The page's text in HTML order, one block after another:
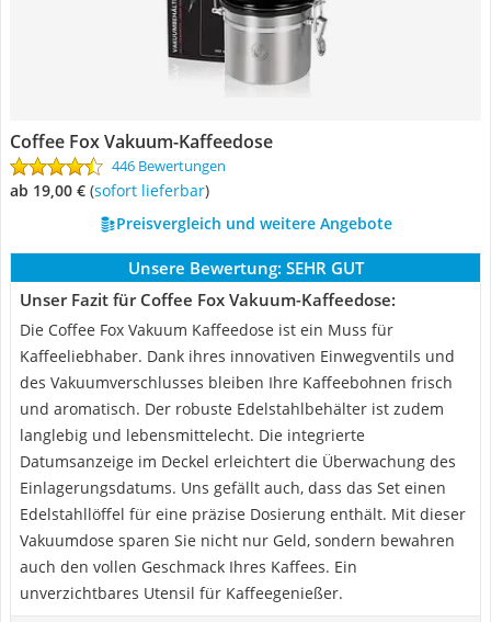
Coffee Fox Vakuum-Kaffeedose
446 Bewertungen
ab 19,00 € ( Sofort lieferbar)
Preisvergleich und weitere Angebote
Unsere Bewertung: SEHR GUT
Unser Fazit für Coffee Fox Vakuum-Kaffeedose:
Die Coffee Fox Vakuum Kaffeedose ist ein Muss für
Kaffeeliebhaber. Dank ihres innovativen Einwegventils und
des Vakuumverschlusses bleiben Ihre Kaffeebohnen frisch
und aromatisch. Der robuste Edelstahlbehälter ist zudem
langlebig und lebensmittelecht. Die integrierte
Datumsanzeige im Deckel erleichtert die Überwachung des
Einlagerungsdatums. Uns gefällt auch, dass das Set einen
Edelstahllöffel für eine präzise Dosierung enthält. Mit dieser
Vakuumdose sparen Sie nicht nur Geld, sondern bewahren
auch den vollen Geschmack Ihres Kaffees. Ein
unverzichtbares Utensil für Kaffeegenießer.